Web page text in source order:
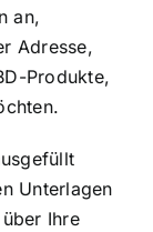
an,
Adresse,
Produkte,
Unterlagen
Ihre